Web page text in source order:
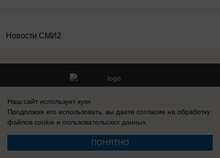
Новости СМИ2
Реклама на сайте
Контакты
Информация
Наш сайт использует куки.
Продолжая его использовать, вы даете согласие на обработку
файлов cookie и пользовательских данных.
ПОНЯТНО